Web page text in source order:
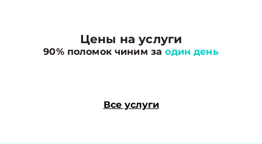
Цены на услуги
90% поломок чиним заодин день
Все услуги